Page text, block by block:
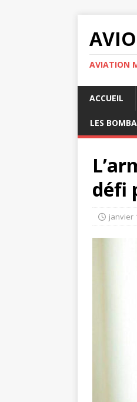
AVIATION
ACCUEIL
LES
défi
janvier